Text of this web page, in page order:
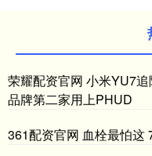
荣耀配资官网 小米YU7
品牌第二家用上PHUD
361配资官网 血栓最怕这